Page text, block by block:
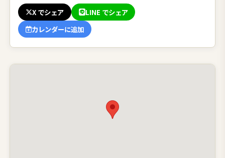
X でシェア
LINE でシェア
カレンダーに追加